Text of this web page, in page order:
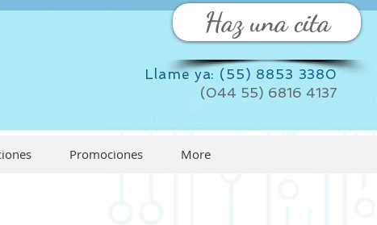
Haz una cita
Llame ya: (55) 8853 3380
(044 55) 6816 4137
Promociones More